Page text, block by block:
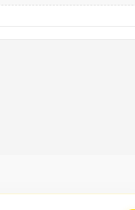
تمام رنگی،